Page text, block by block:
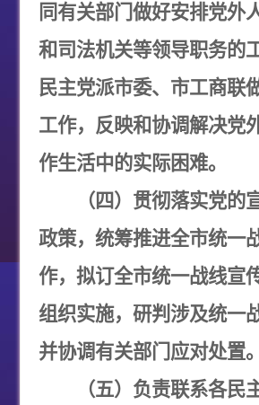
同有关部门做好安排党外
和司法机关等领导职务的
民主党派市委、市工商联
工作，反映和协调解决党
作生活中的实际困难。
（四）贯彻落实党的
政策，统筹推进全市统一
作，拟订全市统一战线宣
组织实施，研判涉及统一
并协调有关部门应对处置。
（五）负责联系各民